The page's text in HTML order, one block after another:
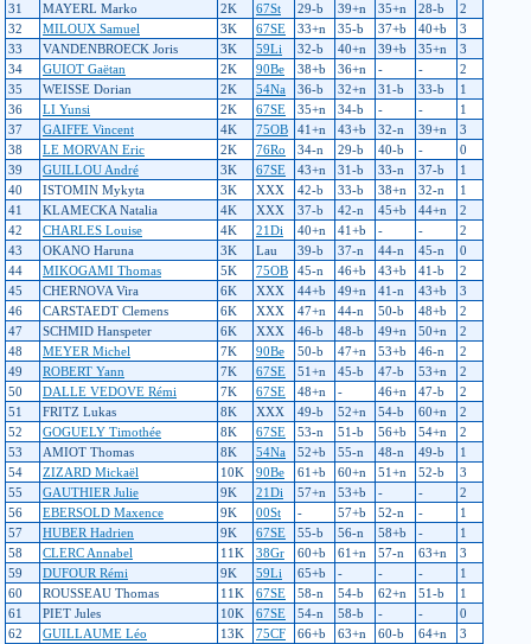
31
MAYERL Marko 2K 67St 29-b 39+n 35+n 28-b
2
32
MILOUX Samuel 3K 67SE 33+n 35-b 37+b 40+b
3
33
VANDENBROECK Joris 3K 59Li 32-b 40+n 39+b 35+n
3
34
GUIOT Gaëtan 2K 90Be 38+b 36+n - -
2
35
WEISSE Dorian 2K 54Na 36-b 32+n 31-b 33-b
1
36
LI Yunsi 2K 67SE 35+n 34-b - -
1
37
GAIFFE Vincent 4K 75OB 41+n 43+b 32-n 39+n
3
38
LE MORVAN Eric 2K 76Ro 34-n 29-b 40-b -
0
39
GUILLOU André 3K 67SE 43+n 31-b 33-n 37-b
1
40
ISTOMIN Mykyta 3K XXX 42-b 33-b 38+n 32-n
1
41
KLAMECKA Natalia 4K XXX 37-b 42-n 45+b 44+n
2
42
CHARLES Louise 4K 21Di 40+n 41+b - -
2
43
OKANO Haruna 3K Lau 39-b 37-n 44-n 45-n
0
44
MIKOGAMI Thomas 5K 75OB 45-n 46+b 43+b 41-b
2
45
CHERNOVA Vira 6K XXX 44+b 49+n 41-n 43+b
3
46
CARSTAEDT Clemens 6K XXX 47+n 44-n 50-b 48+b
2
47
SCHMID Hanspeter 6K XXX 46-b 48-b 49+n 50+n
2
48
MEYER Michel 7K 90Be 50-b 47+n 53+b 46-n
2
49
ROBERT Yann 7K 67SE 51+n 45-b 47-b 53+n
2
50
DALLE VEDOVE Rémi 7K 67SE 48+n - 46+n 47-b
2
51
FRITZ Lukas 8K XXX 49-b 52+n 54-b 60+n
2
52
GOGUELY Timothée 8K 67SE 53-n 51-b 56+b 54+n
2
53
AMIOT Thomas 8K 54Na 52+b 55-n 48-n 49-b
1
54
ZIZARD Mickaël 10K 90Be 61+b 60+n 51+n 52-b
3
55
GAUTHIER Julie 9K 21Di 57+n 53+b - -
2
56
EBERSOLD Maxence 9K 00St - 57+b 52-n -
1
57
HUBER Hadrien 9K 67SE 55-b 56-n 58+b -
1
58
CLERC Annabel 11K 38Gr 60+b 61+n 57-n 63+n
3
59
DUFOUR Rémi 9K 59Li 65+b - - -
1
60
ROUSSEAU Thomas 11K 67SE 58-n 54-b 62+n 51-b
1
61
PIET Jules 10K 67SE 54-n 58-b - -
0
62
GUILLAUME Léo 13K 75CF 66+b 63+n 60-b 64+n
3